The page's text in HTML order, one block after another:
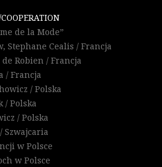
de la Mode”
Stephane Cealis / Francja
Robien / Francja
/ Francja
/ Polska
/ Polska
/ Polska
Szwajcaria
w Polsce
w Polsce